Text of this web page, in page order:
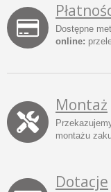
Dostępne
online:
Montaż
montażu
Dotacje